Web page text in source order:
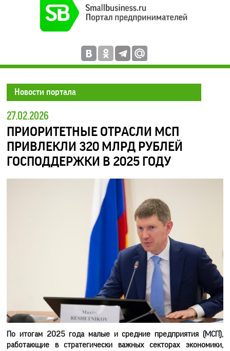
Новости портала
27.02.2026
ПРИОРИТЕТНЫЕ ОТРАСЛИ МСП
ПРИВЛЕКЛИ 320 МЛРД РУБЛЕЙ
ГОСПОДДЕРЖКИ В 2025 ГОДУ
По итогам 2025 года малые и средние предприятия (МСП),
работающие в стратегически важных секторах экономики,